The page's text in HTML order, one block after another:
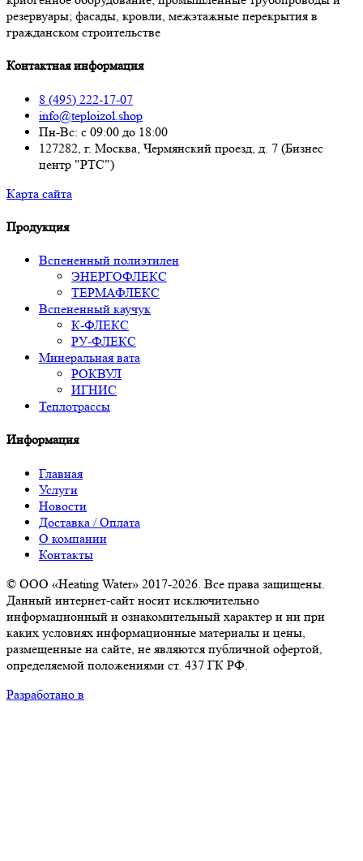
резервуары; фасады, кровли, межэтажные перекрытия в
гражданском строительстве
Контактная информация
8 (495) 222-17-07
info@teploizol.shop
Пн-Вс: с 09:00 до 18:00
127282, г. Москва, Чермянский проезд, д. 7 (Бизнес
центр "РТС")
Карта сайта
Продукция
Вспененный полиэтилен
ЭНЕРГОФЛЕКС
ТЕРМАФЛЕКС
Вспененный каучук
К-ФЛЕКС
РУ-ФЛЕКС
Минеральная вата
РОКВУЛ
ИГНИС
Теплотрассы
Информация
Главная
Услуги
Новости
Доставка / Оплата
О компании
Контакты
© ООО «Heating Water» 2017-2026. Все права защищены.
Данный интернет-сайт носит исключительно
информационный и ознакомительный характер и ни при
каких условиях информационные материалы и цены,
размещенные на сайте, не являются публичной офертой,
определяемой положениями ст. 437 ГК РФ.
Разработано в